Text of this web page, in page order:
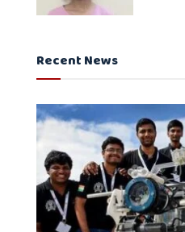
Recent News